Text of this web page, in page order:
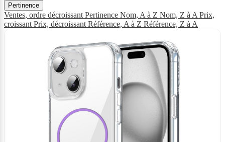
Pertinence
Ventes, ordre décroissant Pertinence Nom, A à Z Nom, Z à A Prix,
croissant Prix, décroissant Référence, A à Z Référence, Z à A